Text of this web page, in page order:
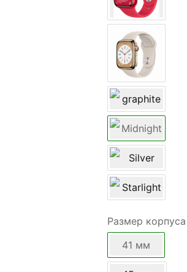
Размер корпуса
41 мм